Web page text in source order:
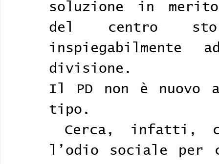
soluzione in
del centro
inspiegabilmente
divisione.
Il PD non è nuovo
tipo.
l’odio sociale per